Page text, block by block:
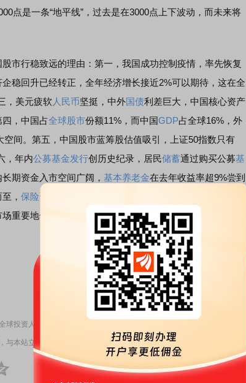
是一条“地平线”，过去是在3000点上下波动，而未来将
行稳致远的理由：第一，我国成功控制疫情，率先恢复
稳回升已经转正，全年经济增长接近2%可以期待，这在全
，美元疲软人民币坚挺，中外国债利差巨大，中国核心资产
，中国占全球股市份额11%，而中国GDP占全球16%，外
间。第五，中国股市蓝筹股估值吸引，上证50指数只有
，年内公募基金发行创历史纪录，居民储蓄通过购买公募基
期资金入市空间广阔， 基本养老金在去年收益率超9%尝到
， 保险资金入市空间完全打开。第八，中国股市
场重要地位不可同日而语。
球投资人追捧
与本站立场无关，不构成投资建议。据此操作，风险自担。